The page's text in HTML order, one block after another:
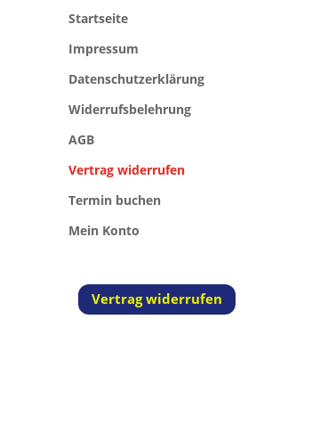
Startseite
Impressum
Datenschutzerklärung
Widerrufsbelehrung
AGB
Vertrag widerrufen
Termin buchen
Mein Konto
Vertrag widerrufen